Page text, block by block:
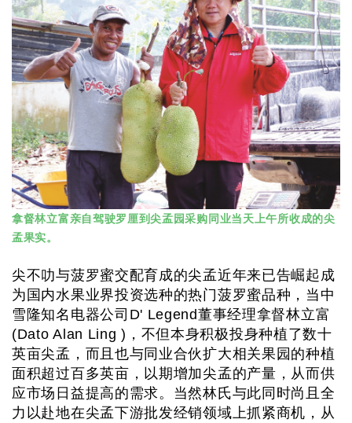
拿督林立富亲自驾驶罗厘到尖孟园采购同业当天上午所收成的尖
孟果实。
尖不叻与菠罗蜜交配育成的尖孟近年来已告崛起成
为国内水果业界投资选种的热门菠罗蜜品种，当中
雪隆知名电器公司D' Legend董事经理拿督林立富
(Dato Alan Ling )，不但本身积极投身种植了数十
英亩尖孟，而且也与同业合伙扩大相关果园的种植
面积超过百多英亩，以期增加尖孟的产量，从而供
应市场日益提高的需求。当然林氏与此同时尚且全
力以赴地在尖孟下游批发经销领域上抓紧商机，从